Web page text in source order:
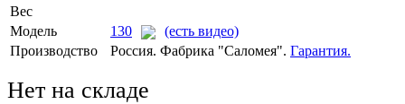
Вес
Модель
130
(есть видео)
Производство
Россия. Фабрика "Саломея". Гарантия.
Нет на складе